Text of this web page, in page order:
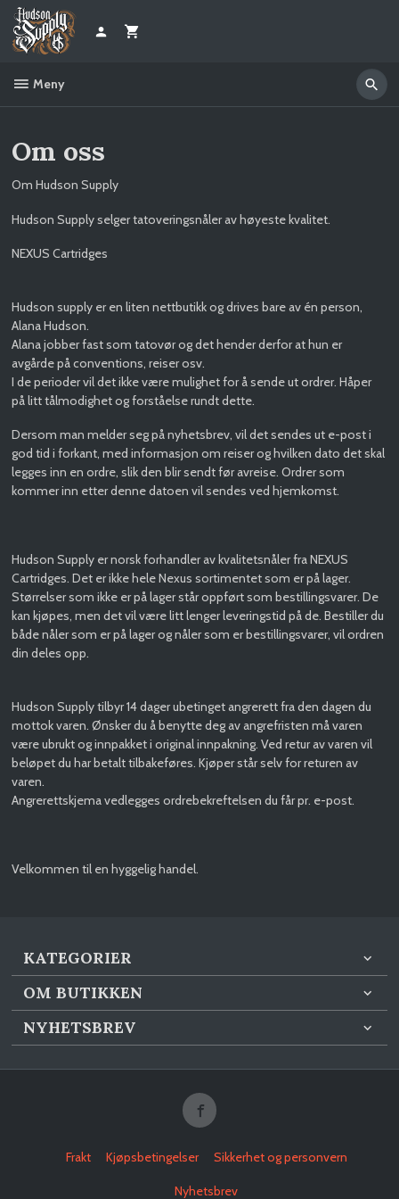
innholdet
Meny
Om oss
Om Hudson Supply
Hudson Supply selger tatoveringsnåler av høyeste kvalitet.
NEXUS Cartridges
Hudson supply er en liten nettbutikk og drives bare av én person,
Alana Hudson.
Alana jobber fast som tatovør og det hender derfor at hun er
avgårde på conventions, reiser osv.
I de perioder vil det ikke være mulighet for å sende ut ordrer. Håper
på litt tålmodighet og forståelse rundt dette.
Dersom man melder seg på nyhetsbrev, vil det sendes ut e-post i
god tid i forkant, med informasjon om reiser og hvilken dato det skal
legges inn en ordre, slik den blir sendt før avreise. Ordrer som
kommer inn etter denne datoen vil sendes ved hjemkomst.
Hudson Supply er norsk forhandler av kvalitetsnåler fra NEXUS
Cartridges. Det er ikke hele Nexus sortimentet som er på lager.
Størrelser som ikke er på lager står oppført som bestillingsvarer. De
kan kjøpes, men det vil være litt lenger leveringstid på de. Bestiller du
både nåler som er på lager og nåler som er bestillingsvarer, vil ordren
din deles opp.
Hudson Supply tilbyr 14 dager ubetinget angrerett fra den dagen du
mottok varen. Ønsker du å benytte deg av angrefristen må varen
være ubrukt og innpakket i original innpakning. Ved retur av varen vil
beløpet du har betalt tilbakeføres. Kjøper står selv for returen av
varen.
Angrerettskjema vedlegges ordrebekreftelsen du får pr. e-post.
Velkommen til en hyggelig handel.
KATEGORIER
OM BUTIKKEN
NYHETSBREV
Frakt Kjøpsbetingelser Sikkerhet og personvern
Nyhetsbrev